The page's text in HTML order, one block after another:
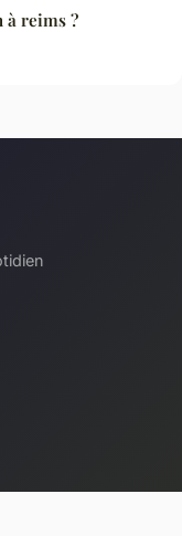
à reims ?